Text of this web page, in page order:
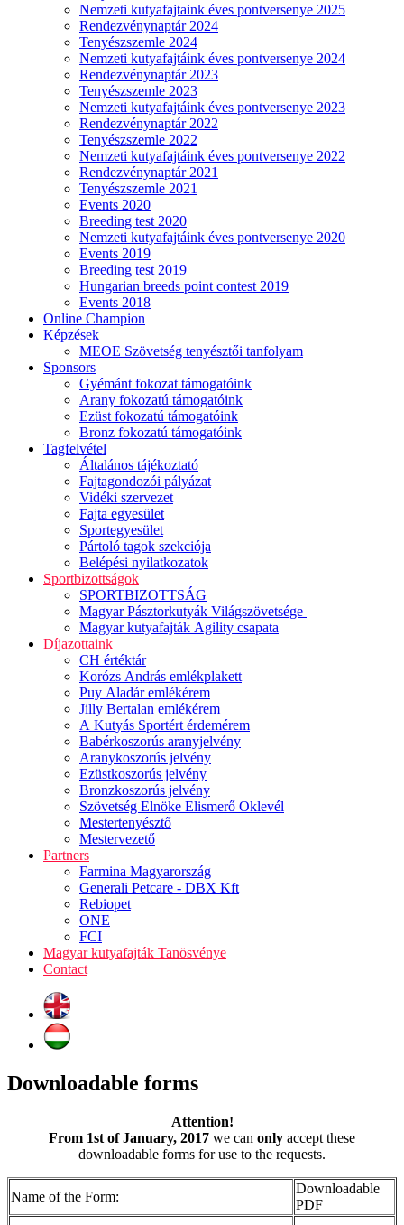
Nemzeti kutyafajtaink éves pontversenye 2025
Rendezvénynaptár 2024
Tenyészszemle 2024
Nemzeti kutyafajtáink éves pontversenye 2024
Rendezvénynaptár 2023
Tenyészszemle 2023
Nemzeti kutyafajtáink éves pontversenye 2023
Rendezvénynaptár 2022
Tenyészszemle 2022
Nemzeti kutyafajtáink éves pontversenye 2022
Rendezvénynaptár 2021
Tenyészszemle 2021
Events 2020
Breeding test 2020
Nemzeti kutyafajtáink éves pontversenye 2020
Events 2019
Breeding test 2019
Hungarian breeds point contest 2019
Events 2018
Online Champion
Képzések
MEOE Szövetség tenyésztői tanfolyam
Sponsors
Gyémánt fokozat támogatóink
Arany fokozatú támogatóink
Ezüst fokozatú támogatóink
Bronz fokozatú támogatóink
Tagfelvétel
Általános tájékoztató
Fajtagondozói pályázat
Vidéki szervezet
Fajta egyesület
Sportegyesület
Pártoló tagok szekciója
Belépési nyilatkozatok
Sportbizottságok
SPORTBIZOTTSÁG
Magyar Pásztorkutyák Világszövetsége
Magyar kutyafajták Agility csapata
Díjazottaink
CH értéktár
Korózs András emlékplakett
Puy Aladár emlékérem
Jilly Bertalan emlékérem
A Kutyás Sportért érdemérem
Babérkoszorús aranyjelvény
Aranykoszorús jelvény
Ezüstkoszorús jelvény
Bronzkoszorús jelvény
Szövetség Elnöke Elismerő Oklevél
Mestertenyésztő
Mestervezető
Partners
Farmina Magyarország
Generali Petcare - DBX Kft
Rebiopet
ONE
FCI
Magyar kutyafajták Tanösvénye
Contact
Downloadable forms
Attention!
From 1st of January, 2017 we can only accept these
downloadable forms for use to the requests.
Name of the Form:
Downloadable
PDF